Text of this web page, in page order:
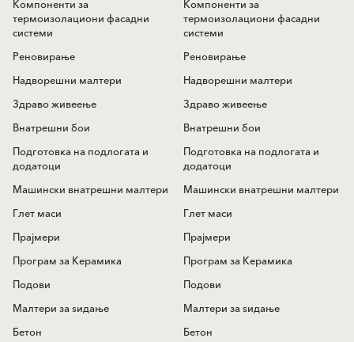
Компоненти за
термоизолациони фасадни
системи
Реновирање
Надворешни малтери
Здраво живеење
Внатрешни бои
Подготовка на подлогата и
додатоци
Машински внатрешни малтери
Глет маси
Прајмери
Програм за Керамика
Подови
Mалтери за ѕидањe
Бетон
Компоненти за
термоизолациони фасадни
системи
Реновирање
Надворешни малтери
Здраво живеење
Внатрешни бои
Подготовка на подлогата и
додатоци
Машински внатрешни малтери
Глет маси
Прајмери
Програм за Керамика
Подови
Mалтери за ѕидањe
Бетон